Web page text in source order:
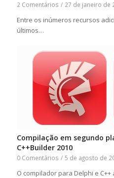
2 Comentários / 27 de janeiro de
Entre os inúmeros recursos
últimos…
Compilação em segundo
C++Builder 2010
0 Comentários / 5 de agosto de
O compilador para Delphi e